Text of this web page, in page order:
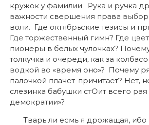
кружок у фамилии. Рука и ручка
важности свершения права
воли. Где октябрьские тезисы и
Где торжественный гимн? Где
пионеры в белых чулочках?
толкучка и очереди, как за
водкой во «время оно»? Почему
палочкой плачет-причитает? Нет,
слезинка бабушки стОит всего рая
демократии»?
Тварь ли есмь я дрожащая, ибо